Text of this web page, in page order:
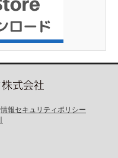
情報セキュリティポリシー